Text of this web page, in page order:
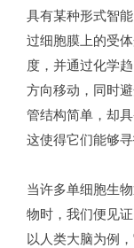
具有某种形式智
过细胞膜上的受
度，并通过化学
方向移动，同时
管结构简单，却
这使得它们能够
当许多单细胞生
物时，我们便见
以人类大脑为例